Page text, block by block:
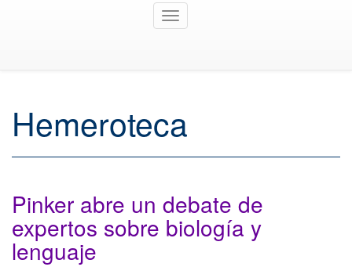
Toggle
Hemeroteca
Pinker abre un debate de
expertos sobre biología y
lenguaje